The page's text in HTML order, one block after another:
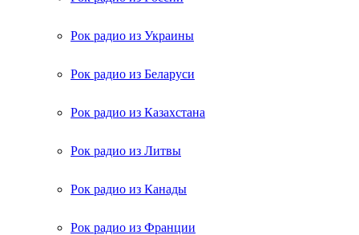
Рок радио из Украины
Рок радио из Беларуси
Рок радио из Казахстана
Рок радио из Литвы
Рок радио из Канады
Рок радио из Франции